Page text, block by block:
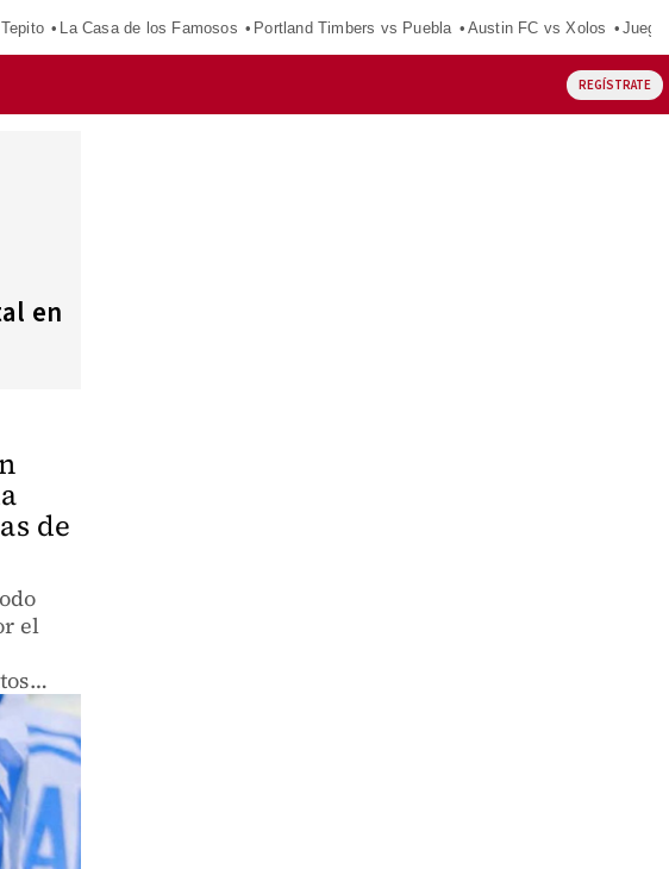
La Casa de los Famosos Portland Timbers vs Puebla Austin FC vs Xolos
REGÍSTRATE
en
de
el